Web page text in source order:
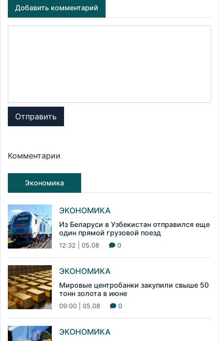
Добавить комментарий
Отправить
Комментарии
Экономика
ЭКОНОМИКА
Из Беларуси в Узбекистан отправился еще
один прямой грузовой поезд
12:32 | 05.08 0
ЭКОНОМИКА
Мировые центробанки закупили свыше 50
тонн золота в июне
09:00 | 05.08 0
ЭКОНОМИКА